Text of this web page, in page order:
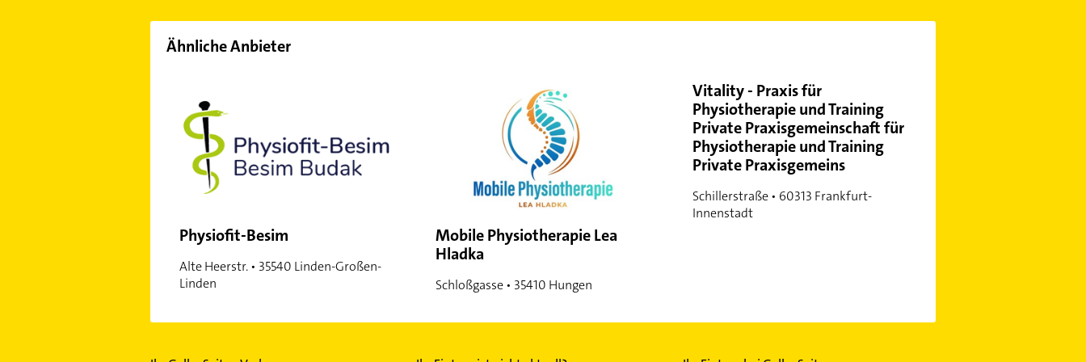
Ähnliche Anbieter
Physiofit-Besim
Alte Heerstr. • 35540 Linden-Großen-
Linden
Mobile Physiotherapie Lea
Hladka
Schloßgasse • 35410 Hungen
Vitality - Praxis für
Physiotherapie und Training
Private Praxisgemeinschaft für
Physiotherapie und Training
Private Praxisgemeins
Schillerstraße • 60313 Frankfurt-
Innenstadt